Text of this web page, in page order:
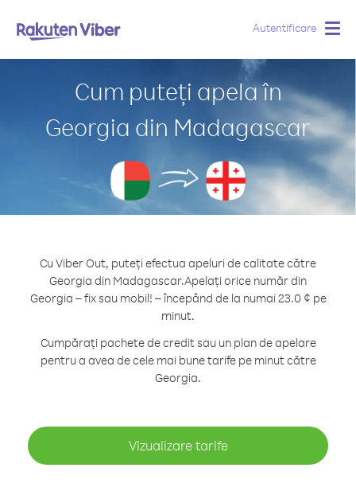
Autentificare
Cum puteți apela în
Georgia din Madagascar
Cu Viber Out, puteți efectua apeluri de calitate către
Georgia din Madagascar.Apelați orice număr din
Georgia – fix sau mobil! – începând de la numai 23.0 ¢ pe
minut.
Cumpărați pachete de credit sau un plan de apelare
pentru a avea de cele mai bune tarife pe minut către
Georgia.
Vizualizare tarife